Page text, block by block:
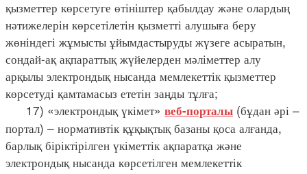
қызметтер көрсетуге өтініштер қабылдау және олардың
нәтижелерін көрсетілетін қызметті алушыға беру
жөніндегі жұмысты ұйымдастыруды жүзеге асыратын,
сондай-ақ ақпараттық жүйелерден мәліметтер алу
арқылы электрондық нысанда мемлекеттік қызметтер
көрсетуді қамтамасыз ететін заңды тұлға;
17) «электрондық үкімет» веб-порталы (бұдан әрі –
портал) – нормативтік құқықтық базаны қоса алғанда,
барлық біріктірілген үкіметтік ақпаратқа және
электрондық нысанда көрсетілген мемлекеттік